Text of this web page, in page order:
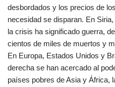
desbordados y los precios de
necesidad se disparan. En
la crisis ha significado guerra,
cientos de miles de muertos y
En Europa, Estados Unidos y
derecha se han acercado al
países pobres de Asia y África,